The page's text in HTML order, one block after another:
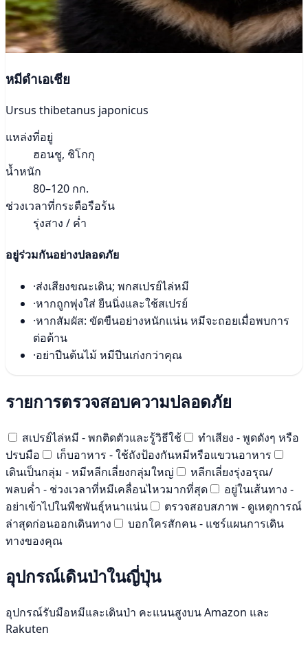
หมีดำเอเชีย
Ursus thibetanus japonicus
แหล่งที่อยู่
ฮอนชู, ชิโกกุ
น้ำหนัก
80–120 กก.
ช่วงเวลาที่กระตือรือร้น
รุ่งสาง / ค่ำ
อยู่ร่วมกันอย่างปลอดภัย
·ส่งเสียงขณะเดิน; พกสเปรย์ไล่หมี
·หากถูกพุ่งใส่ ยืนนิ่งและใช้สเปรย์
·หากสัมผัส: ขัดขืนอย่างหนักแน่น หมีจะถอยเมื่อพบการ
ต่อต้าน
·อย่าปีนต้นไม้ หมีปีนเก่งกว่าคุณ
รายการตรวจสอบความปลอดภัย
สเปรย์ไล่หมี - พกติดตัวและรู้วิธีใช้
ทำเสียง - พูดดังๆ หรือ
ปรบมือ
เก็บอาหาร - ใช้ถังป้องกันหมีหรือแขวนอาหาร
เดินเป็นกลุ่ม - หมีหลีกเลี่ยงกลุ่มใหญ่
หลีกเลี่ยงรุ่งอรุณ/
พลบค่ำ - ช่วงเวลาที่หมีเคลื่อนไหวมากที่สุด
อยู่ในเส้นทาง -
อย่าเข้าไปในพืชพันธุ์หนาแน่น
ตรวจสอบสภาพ - ดูเหตุการณ์
ล่าสุดก่อนออกเดินทาง
บอกใครสักคน - แชร์แผนการเดิน
ทางของคุณ
อุปกรณ์เดินป่าในญี่ปุ่น
อุปกรณ์รับมือหมีและเดินป่า คะแนนสูงบน Amazon และ
Rakuten